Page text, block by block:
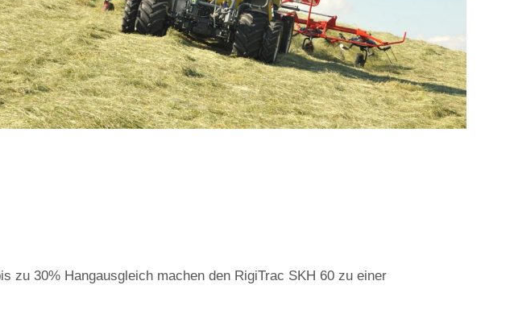
zu 30% Hangausgleich machen den RigiTrac SKH 60 zu einer